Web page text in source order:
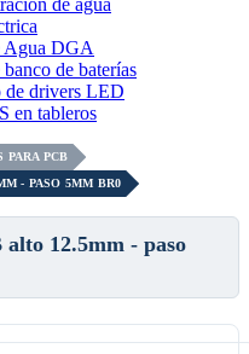
de agua
Agua DGA
de baterías
de drivers LED
en tableros
PARA PCB
- PASO 5MM BR0
12.5mm - paso